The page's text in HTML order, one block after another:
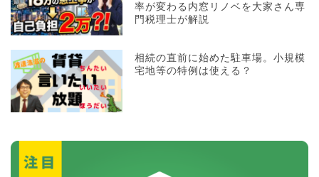
率が変わる内窓リノベを大家さん専
門税理士が解説
相続の直前に始めた駐車場。小規模
宅地等の特例は使える？